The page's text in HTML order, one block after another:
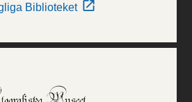
Biblioteket